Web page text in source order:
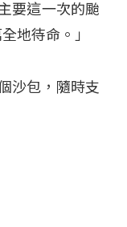
要這一次的颱
地待命。」
沙包，隨時支